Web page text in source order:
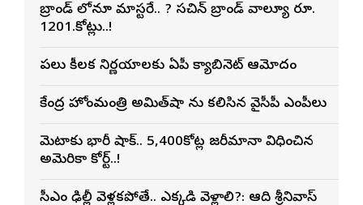
బ్రాండ్ లోనూ మాస్టరే.. ? సచిన్ బ్రాండ్ వాల్యూ రూ.
1201.కోట్లు..!
పలు కీలక నిర్ణయాలకు ఏపీ క్యాబినెట్ ఆమోదం
కేంద్ర హోంమంత్రి అమిత్‌షా ను కలిసిన వైసీపీ ఎంపీలు
మెటాకు భారీ షాక్.. 5,400కోట్ల జరీమానా విధించిన
అమెరికా కోర్ట్..!
సీఎం ఢిల్లీకి వెళ్లకపోతే.. ఎక్కడికి వెళ్లాలి?: ఆది శ్రీనివాస్